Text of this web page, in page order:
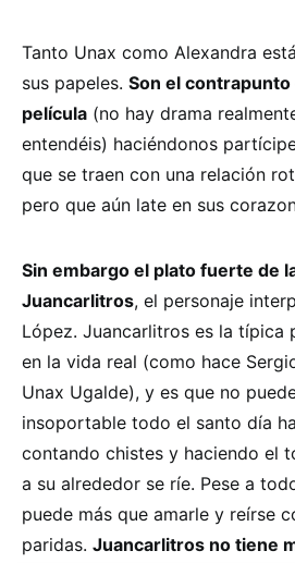
Tanto Unax como Alexandra
sus papeles. Son el
película (no hay drama
entendéis) haciéndonos
que se traen con una relación
pero que aún late en sus
Sin embargo el plato fuerte de
Juancarlitros, el personaje
López. Juancarlitros es la típica
en la vida real (como hace
Unax Ugalde), y es que no
insoportable todo el santo día
contando chistes y haciendo el
a su alrededor se ríe. Pese a
puede más que amarle y reírse
paridas. Juancarlitros no tiene